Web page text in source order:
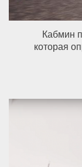
Кабмин
которая